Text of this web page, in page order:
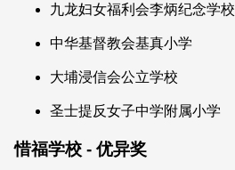
九龙妇女福利会李炳纪念学校
中华基督教会基真小学
大埔浸信会公立学校
圣士提反女子中学附属小学
惜福学校 - 优异奖